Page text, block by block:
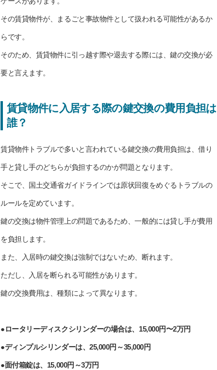
その賃貸物件が、まるごと事故物件として扱われる可能性があるか
らです。
そのため、賃貸物件に引っ越す際や退去する際には、鍵の交換が必
要と言えます。
賃貸物件に入居する際の鍵交換の費用負担は
誰？
賃貸物件トラブルで多いと言われている鍵交換の費用負担は、借り
手と貸し手のどちらが負担するのかが問題となります。
そこで、国土交通省ガイドラインでは原状回復をめぐるトラブルの
ルールを定めています。
鍵の交換は物件管理上の問題であるため、一般的には貸し手が費用
を負担します。
また、入居時の鍵交換は強制ではないため、断れます。
ただし、入居を断られる可能性があります。
鍵の交換費用は、種類によって異なります。
●ロータリーディスクシリンダーの場合は、15,000円〜2万円
●ディンプルシリンダーは、25,000円～35,000円
●面付箱錠は、15,000円～3万円